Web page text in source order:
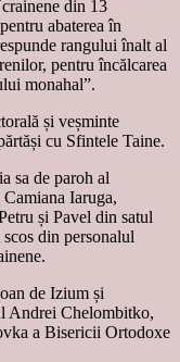
din 13
abaterea în
rangului înalt al
pentru încălcarea
monahal”.
și veșminte
cu Sfintele Taine.
sa de paroh al
Iaruga,
și Pavel din satul
din personalul
de Izium și
Andrei Chelombitko,
a Bisericii Ortodoxe